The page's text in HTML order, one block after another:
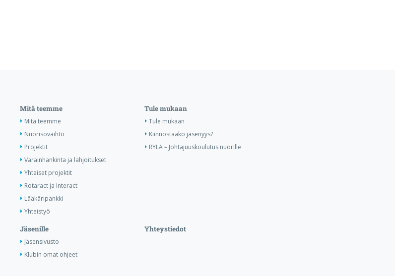
Mitä teemme
Mitä teemme
Nuorisovaihto
Projektit
Varainhankinta ja lahjoitukset
Yhteiset projektit
Rotaract ja Interact
Lääkäripankki
Yhteistyö
Tule mukaan
Tule mukaan
Kiinnostaako jäsenyys?
RYLA – Johtajuuskoulutus nuorille
Jäsenille
Jäsensivusto
Klubin omat ohjeet
Yhteystiedot